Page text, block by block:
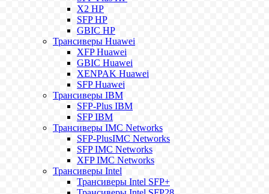
X2 HP
SFP HP
GBIC HP
Трансиверы Huawei
XFP Huawei
GBIC Huawei
XENPAK Huawei
SFP Huawei
Трансиверы IBM
SFP-Plus IBM
SFP IBM
Трансиверы IMC Networks
SFP-PlusIMC Networks
SFP IMC Networks
XFP IMC Networks
Трансиверы Intel
Трансиверы Intel SFP+